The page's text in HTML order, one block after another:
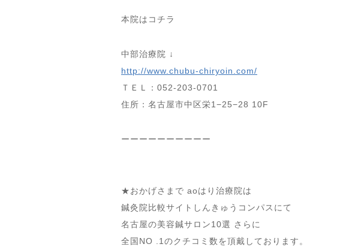
本院はコチラ
中部治療院 ↓
http://www.chubu-chiryoin.com/
ＴＥＬ：052-203-0701
住所：名古屋市中区栄1−25−28 10F
ーーーーーーーーーー
★おかげさまで aoはり治療院は
鍼灸院比較サイトしんきゅうコンパスにて
名古屋の美容鍼サロン10選 さらに
全国NO .1のクチコミ数を頂戴しております。